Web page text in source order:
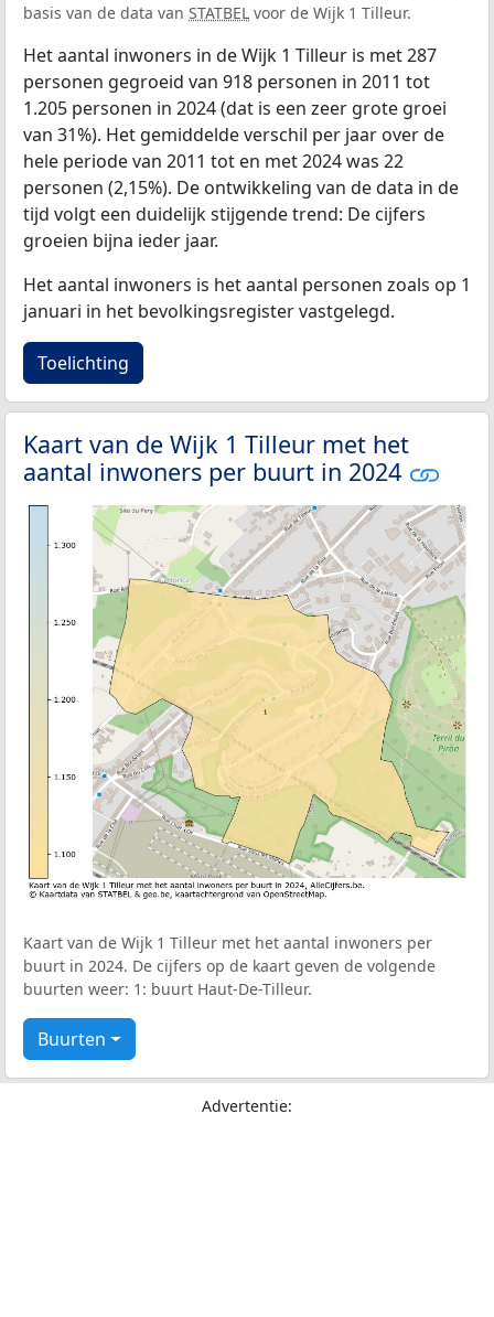
basis van de data van STATBEL voor de Wijk 1 Tilleur.
Het aantal inwoners in de Wijk 1 Tilleur is met 287
personen gegroeid van 918 personen in 2011 tot
1.205 personen in 2024 (dat is een zeer grote groei
van 31%). Het gemiddelde verschil per jaar over de
hele periode van 2011 tot en met 2024 was 22
personen (2,15%). De ontwikkeling van de data in de
tijd volgt een duidelijk stijgende trend: De cijfers
groeien bijna ieder jaar.
Het aantal inwoners is het aantal personen zoals op 1
januari in het bevolkingsregister vastgelegd.
Toelichting
Kaart van de Wijk 1 Tilleur met het
aantal inwoners per buurt in 2024
Kaart van de Wijk 1 Tilleur met het aantal inwoners per
buurt in 2024. De cijfers op de kaart geven de volgende
buurten weer: 1: buurt Haut-De-Tilleur.
Buurten
Advertentie: